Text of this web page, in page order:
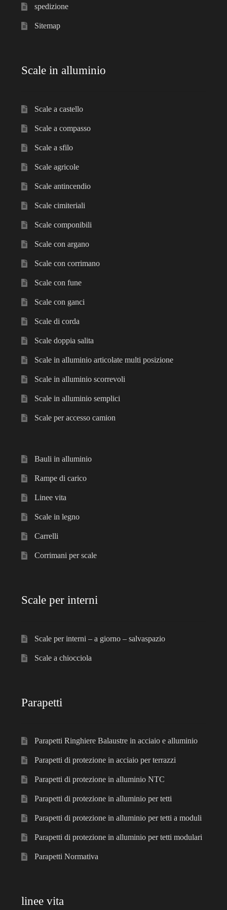
spedizione
Sitemap
Scale in alluminio
Scale a castello
Scale a compasso
Scale a sfilo
Scale agricole
Scale antincendio
Scale cimiteriali
Scale componibili
Scale con argano
Scale con corrimano
Scale con fune
Scale con ganci
Scale di corda
Scale doppia salita
Scale in alluminio articolate multi posizione
Scale in alluminio scorrevoli
Scale in alluminio semplici
Scale per accesso camion
Bauli in alluminio
Rampe di carico
Linee vita
Scale in legno
Carrelli
Corrimani per scale
Scale per interni
Scale per interni – a giorno – salvaspazio
Scale a chiocciola
Parapetti
Parapetti Ringhiere Balaustre in acciaio e alluminio
Parapetti di protezione in acciaio per terrazzi
Parapetti di protezione in alluminio NTC
Parapetti di protezione in alluminio per tetti
Parapetti di protezione in alluminio per tetti a moduli
Parapetti di protezione in alluminio per tetti modulari
Parapetti Normativa
linee vita